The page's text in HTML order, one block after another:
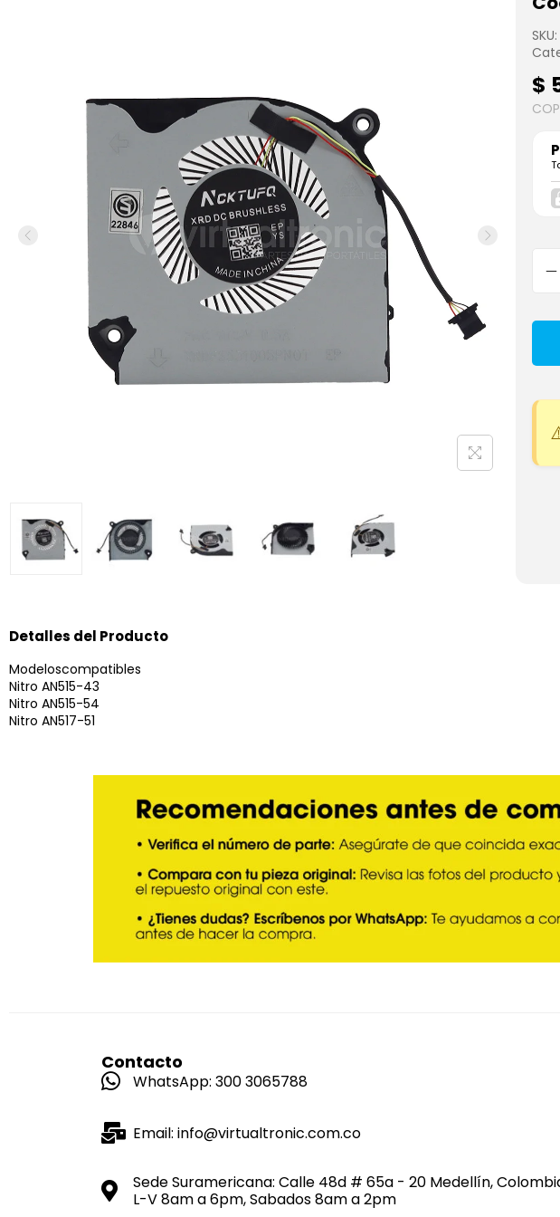
SKU:
$
Detalles del Producto
Modeloscompatibles
Nitro AN515-43
Nitro AN515-54
Nitro AN517-51
Contacto
WhatsApp: 300 3065788
Email: info@virtualtronic.com.co
Sede Suramericana: Calle 48d # 65a - 20 Medellín,
L-V 8am a 6pm, Sabados 8am a 2pm